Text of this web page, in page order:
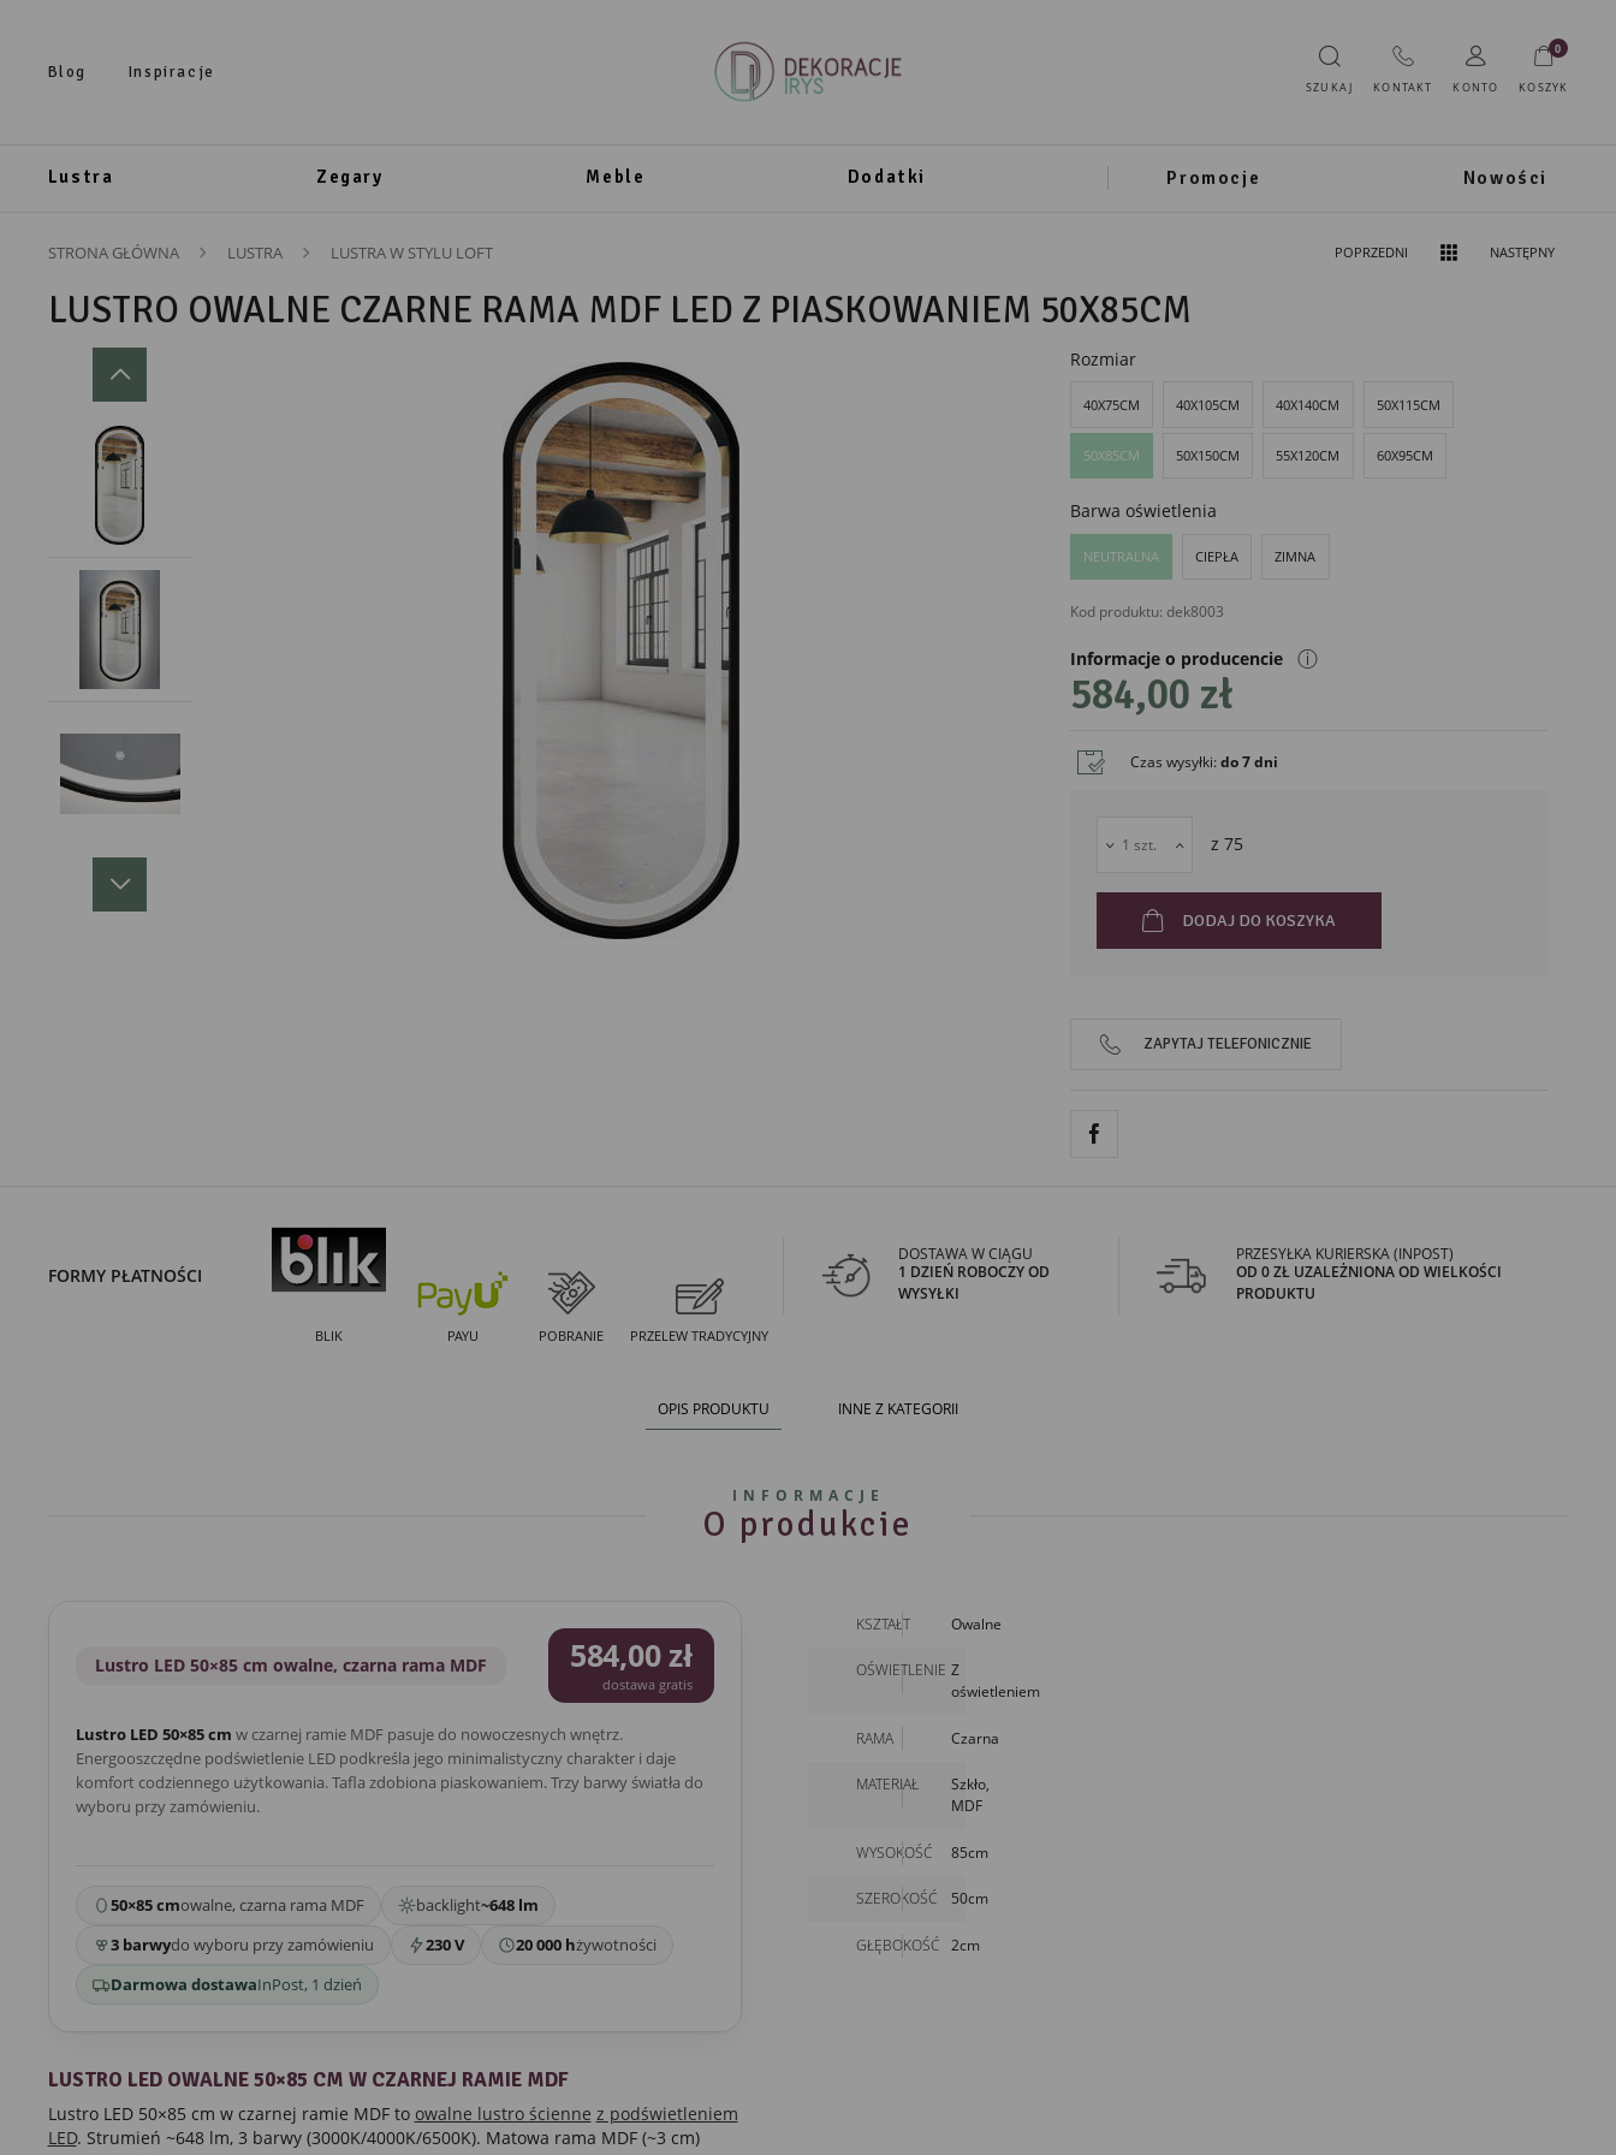
Blog Inspiracje
SZUKAJ KONTAKT KONTO KOSZYK
0
Lustra Zegary Meble Dodatki Promocje Nowości
STRONA GŁÓWNA LUSTRA LUSTRA W STYLU LOFT POPRZEDNI NASTĘPNY
LUSTRO OWALNE CZARNE RAMA MDF LED Z PIASKOWANIEM 50X85CM
Rozmiar
40X75CM 40X105CM 40X140CM 50X115CM
50X85CM 50X150CM 55X120CM 60X95CM
Barwa oświetlenia
NEUTRALNA CIEPŁA ZIMNA
Kod produktu: dek8003
Informacje o producencie
DekoracjeIrys.pl Paweł Ćwikliński
ⓘ
584,00 zł
Czas wysyłki:do 7 dni
z 75
DODAJ DO KOSZYKA
ZAPYTAJ TELEFONICZNIE
FORMY PŁATNOŚCI
BLIK PAYU POBRANIE PRZELEW TRADYCYJNY
DOSTAWA W CIĄGU
1 DZIEŃ ROBOCZY OD
WYSYŁKI
PRZESYŁKA KURIERSKA (INPOST)
OD 0 ZŁ UZALEŻNIONA OD WIELKOŚCI
PRODUKTU
OPIS PRODUKTU INNE Z KATEGORII
INFORMACJE
O produkcie
Lustro LED 50×85 cm owalne, czarna rama MDF 584,00 zł
dostawa gratis
Lustro LED 50×85 cm w czarnej ramie MDF pasuje do nowoczesnych wnętrz.
Energooszczędne podświetlenie LED podkreśla jego minimalistyczny charakter i daje
komfort codziennego użytkowania. Tafla zdobiona piaskowaniem. Trzy barwy światła do
wyboru przy zamówieniu.
50×85 cmowalne, czarna rama MDF backlight~648 lm
3 barwydo wyboru przy zamówieniu 230 V 20 000 hżywotności
Darmowa dostawaInPost, 1 dzień
LUSTRO LED OWALNE 50×85 CM W CZARNEJ RAMIE MDF
Lustro LED 50×85 cm w czarnej ramie MDF to owalne lustro ścienne z podświetleniem
LED. Strumień ~648 lm, 3 barwy (3000K/4000K/6500K). Matowa rama MDF (~3 cm)
KSZTAŁT Owalne
OŚWIETLENIE Z
oświetleniem
RAMA Czarna
MATERIAŁ
Szkło,
MDF
WYSOKOŚĆ 85cm
SZEROKOŚĆ 50cm
GŁĘBOKOŚĆ 2cm